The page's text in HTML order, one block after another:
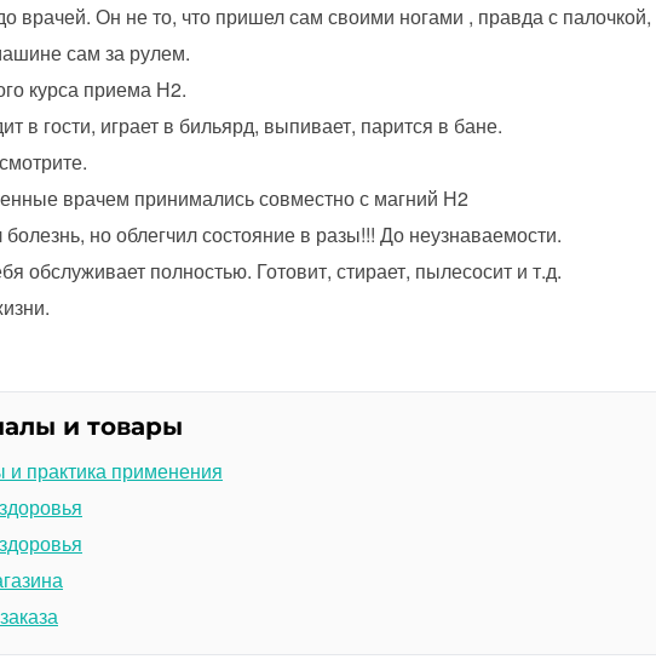
врачей. Он не то, что пришел сам своими ногами , правда с палочкой,
сам за рулем.
курса приема Н2.
в гости, играет в бильярд, выпивает, парится в бане.
врачем принимались совместно с магний Н2
но облегчил состояние в разы!!! До неузнаваемости.
обслуживает полностью. Готовит, стирает, пылесосит и т.д.
и товары
практика применения